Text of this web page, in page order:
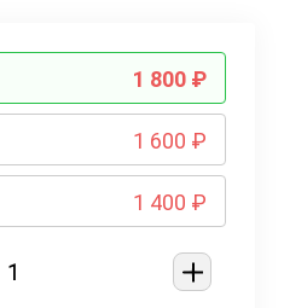
1 800 ₽
1 600 ₽
1 400 ₽